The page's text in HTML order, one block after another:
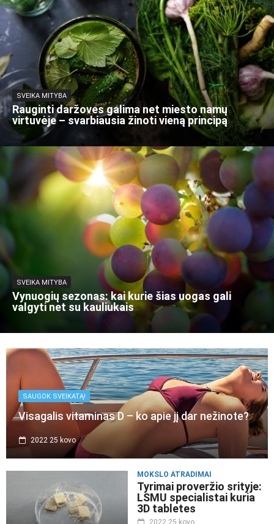
SVEIKA MITYBA
Rauginti daržoves galima net miesto namų
virtuvėje – svarbiausia žinoti vieną principą
SVEIKA MITYBA
Vynuogių sezonas: kai kurie šias uogas gali
valgyti net su kauliukais
SAUGOK SVEIKATĄ!
Visagalis vitaminas D – ko apie jį dar nežinote?
2022 25 kovo
MOKSLO ATRADIMAI
Tyrimai proveržio srityje:
LSMU specialistai kuria
3D tabletes
2022 25 kovo